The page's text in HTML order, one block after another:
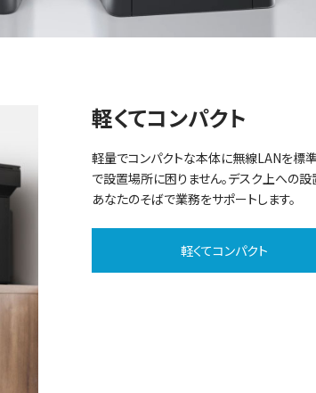
l
V
軽くてコンパクト
軽量でコンパクトな本体に無線LANを標
で設置場所に困りません。デスク上への設
あなたのそばで業務をサポートします。
軽くてコンパクト